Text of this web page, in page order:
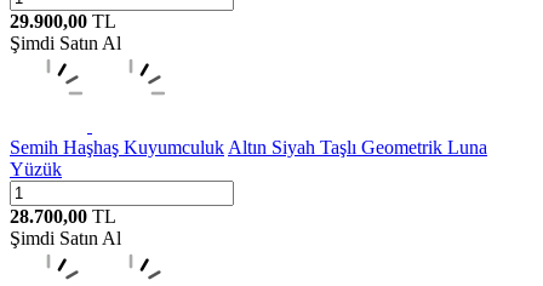
29.900,00 TL
Şimdi Satın Al
Semih Haşhaş Kuyumculuk Altın Siyah Taşlı Geometrik Luna
Yüzük
28.700,00 TL
Şimdi Satın Al